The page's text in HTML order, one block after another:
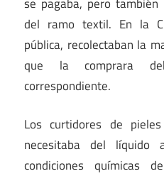
del ramo textil. En la
pública, recolectaban la
que la comprara
correspondiente.
Los curtidores de
necesitaba del líquido
condiciones químicas